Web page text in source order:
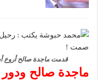
قدمت ماجدة صالح أروع
ماجدة صالح